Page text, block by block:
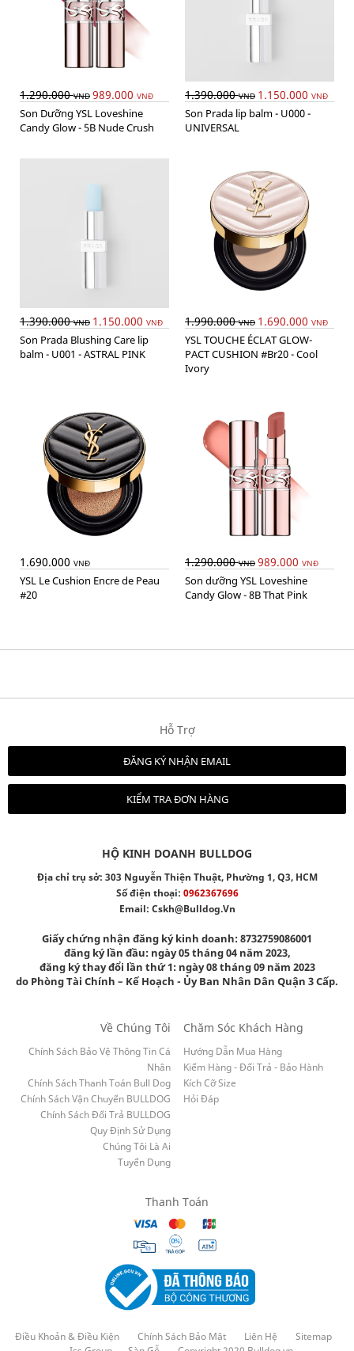
1.290.000VNĐ 989.000 VNĐ
Son Dưỡng YSL Loveshine
Candy Glow - 5B Nude Crush
1.390.000VNĐ 1.150.000 VNĐ
Son Prada lip balm - U000 -
UNIVERSAL
1.390.000VNĐ 1.150.000 VNĐ
Son Prada Blushing Care lip
balm - U001 - ASTRAL PINK
1.990.000VNĐ 1.690.000 VNĐ
YSL TOUCHE ÉCLAT GLOW-
PACT CUSHION #Br20 - Cool
Ivory
1.690.000 VNĐ
YSL Le Cushion Encre de Peau
#20
1.290.000VNĐ 989.000 VNĐ
Son dưỡng YSL Loveshine
Candy Glow - 8B That Pink
Hỗ Trợ
ĐĂNG KÝ NHẬN EMAIL
KIỂM TRA ĐƠN HÀNG
HỘ KINH DOANH BULLDOG
Địa chỉ trụ sở: 303 Nguyễn Thiện Thuật, Phường 1, Q3, HCM
Số điện thoại: 0962367696
Email: Cskh@bulldog.vn
Giấy chứng nhận đăng ký kinh doanh: 8732759086001
đăng ký lần đầu: ngày 05 tháng 04 năm 2023,
đăng ký thay đổi lần thứ 1: ngày 08 tháng 09 năm 2023
do Phòng Tài Chính – Kế Hoạch - Ủy Ban Nhân Dân Quận 3 Cấp.
Về Chúng Tôi
Chính Sách Bảo Vệ Thông Tin Cá
Nhân
Chính Sách Thanh Toán Bull Dog
Chính Sách Vận Chuyển BULLDOG
Chính Sách Đổi Trả BULLDOG
Quy Định Sử Dụng
Chúng Tôi Là Ai
Tuyển Dụng
Chăm Sóc Khách Hàng
Hướng Dẫn Mua Hàng
Kiểm Hàng - Đổi Trả - Bảo Hành
Kích Cỡ Size
Hỏi Đáp
Thanh Toán
Điều Khoản & Điều Kiện Chính Sách Bảo Mật Liên Hệ
Sitemap